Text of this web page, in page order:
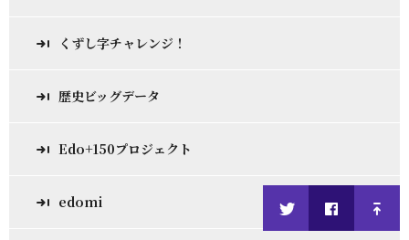
くずし字チャレンジ！
歴史ビッグデータ
Edo+150プロジェクト
edomi